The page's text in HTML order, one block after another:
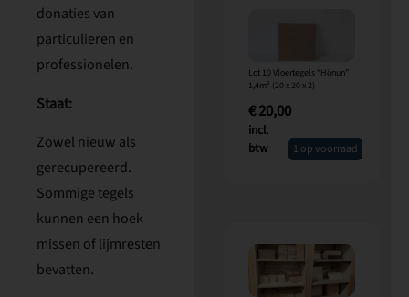
donaties van
particulieren en
professionelen.
Staat:
Zowel nieuw als
gerecupereerd.
Sommige tegels
kunnen een hoek
missen of lijmresten
bevatten.
Lot 10 Vloertegels “Hönun”
1,4m² (20 x 20 x 2)
€20,00
incl.
btw
1 op voorraad